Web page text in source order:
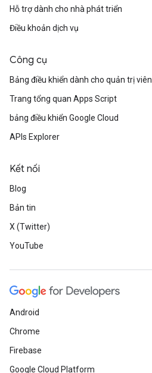
Hỗ trợ dành cho nhà phát triển
Điều khoản dịch vụ
Công cụ
Bảng điều khiển dành cho quản trị viên
Trang tổng quan Apps Script
bảng điều khiển Google Cloud
APIs Explorer
Kết nối
Blog
Bản tin
X (Twitter)
YouTube
Android
Chrome
Firebase
Google Cloud Platform